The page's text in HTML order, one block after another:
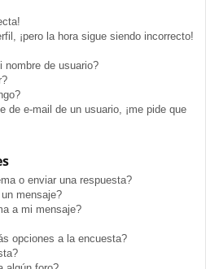
¡pero la hora sigue siendo incorrecto!
nombre de usuario?
de e-mail de un usuario, ¡me pide que
o enviar una respuesta?
mensaje?
a mi mensaje?
opciones a la encuesta?